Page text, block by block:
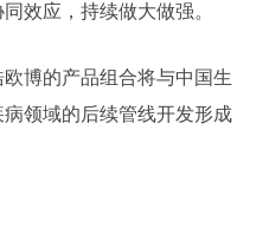
效应，持续做大做强。
博的产品组合将与中国生
领域的后续管线开发形成